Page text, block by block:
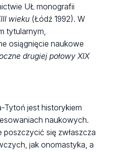
UŁ monografii
wieku (Łódź 1992). W
tytularnym,
osiągnięcie naukowe
drugiej połowy XIX
Tytoń jest historykiem
naukowych.
się zwłaszcza
jak onomastyka, a